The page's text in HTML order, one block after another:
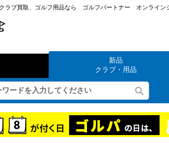
ラブ買取、ゴルフ用品なら ゴルフパートナー オンライン
新品
クラブ・用品